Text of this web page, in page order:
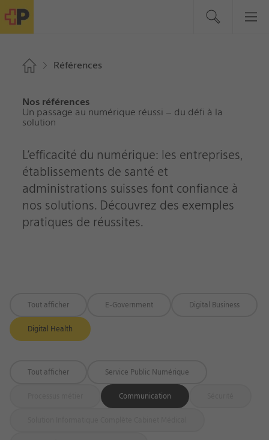
Références
Nos références
Un passage au numérique réussi – du défi à la
solution
L’efficacité du numérique: les entreprises,
établissements de santé et
administrations suisses font confiance à
nos solutions. Découvrez des exemples
pratiques de réussites.
Tout afficher E-Government Digital Business
Digital Health
Tout afficher Service Public Numérique
Communication